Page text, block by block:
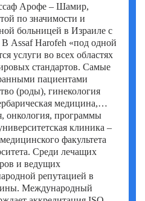
Caglar)
Sozen)
Арофе – Шамир,
по значимости и
больницей в Израиле с
Assaf Harofeh «под одной
услуги во всех областях
стандартов. Самые
пациентами
(роды), гинекология
медицина,
онкология, программы
клиника –
факультета
Среди лечащих
и ведущих
репутацией в
Международный